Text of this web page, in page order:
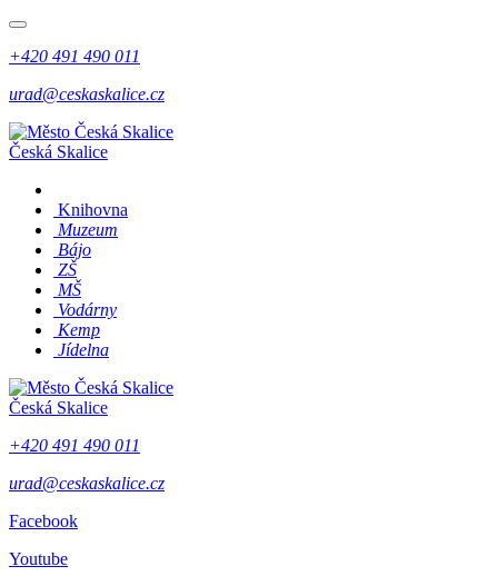
+420 491 490 011
urad@ceskaskalice.cz
Česká Skalice
Knihovna
Muzeum
Bájo
ZŠ
MŠ
Vodárny
Kemp
Jídelna
Česká Skalice
+420 491 490 011
urad@ceskaskalice.cz
Facebook
Youtube